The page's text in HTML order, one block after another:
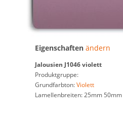
Eigenschaften ändern
Jalousien J1046 violett
Produktgruppe:
Grundfarbton:Violett
Lamellenbreiten: 25mm 50mm